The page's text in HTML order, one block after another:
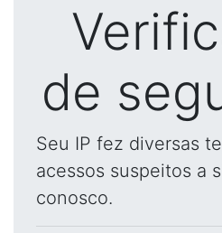
de
Seu IP fez diversas
acessos suspeitos a
conosco.